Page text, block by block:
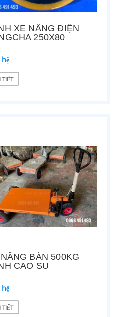
XE NÂNG ĐIỆN
250X80
hệ
TIẾT
BÀN 500KG
CAO SU
hệ
TIẾT